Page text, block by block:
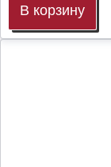
В корзину